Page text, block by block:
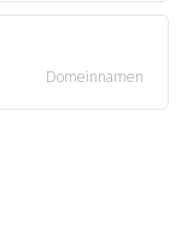
Domeinnamen